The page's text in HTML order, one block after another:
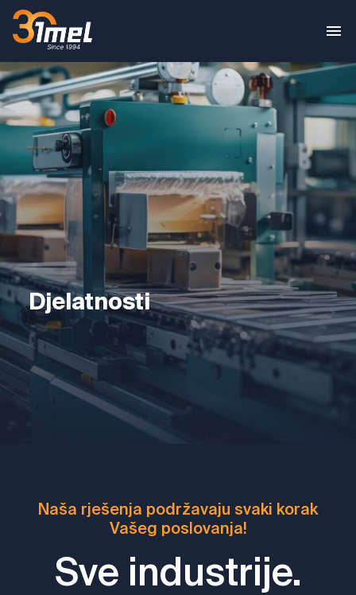
Djelatnosti
Naša rješenja podržavaju svaki korak
Vašeg poslovanja!
Sve industrije.